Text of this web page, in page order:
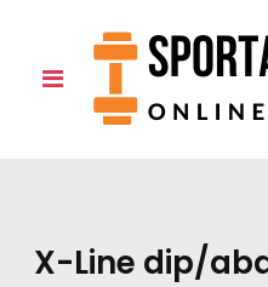
content
X-Line dip/